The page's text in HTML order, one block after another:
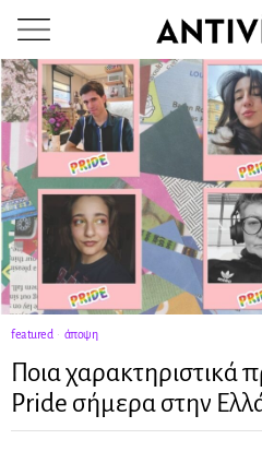
featured · άποψη
Ποια χαρακτηριστικά
Pride σήμερα στην